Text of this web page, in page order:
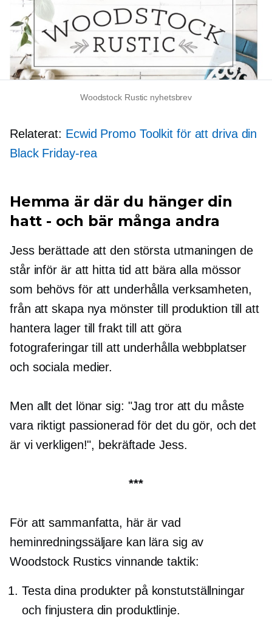
Woodstock Rustic nyhetsbrev
Relaterat: Ecwid Promo Toolkit för att driva din
Black Friday-rea
Hemma är där du hänger din
hatt - och bär många andra
Jess berättade att den största utmaningen de
står inför är att hitta tid att bära alla mössor
som behövs för att underhålla verksamheten,
från att skapa nya mönster till produktion till att
hantera lager till frakt till att göra
fotograferingar till att underhålla webbplatser
och sociala medier.
Men allt det lönar sig: "Jag tror att du måste
vara riktigt passionerad för det du gör, och det
är vi verkligen!", bekräftade Jess.
***
För att sammanfatta, här är vad
heminredningssäljare kan lära sig av
Woodstock Rustics vinnande taktik:
Testa dina produkter på konstutställningar
och finjusteradin produktlinje.